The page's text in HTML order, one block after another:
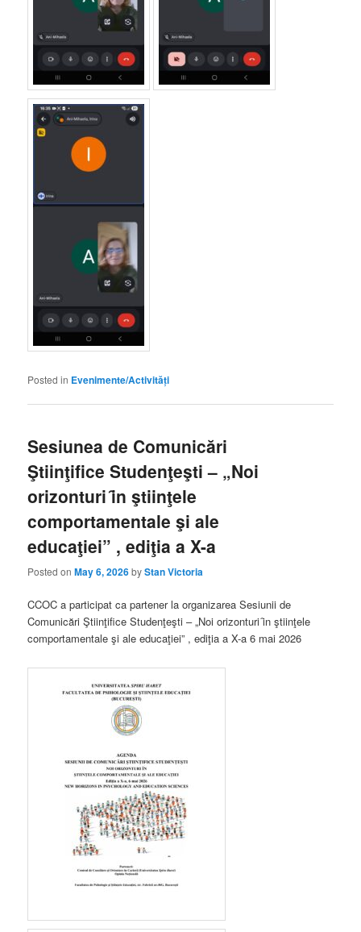
Posted in Evenimente/Activități
Sesiunea de Comunicări
Ştiinţifice Studenţeşti – „Noi
orizonturi ȋn ştiinţele
comportamentale şi ale
educaţiei” , ediţia a X-a
Posted onMay 6, 2026byStan Victoria
CCOC a participat ca partener la organizarea Sesiunii de
Comunicări Ştiinţifice Studenţeşti – „Noi orizonturi ȋn ştiinţele
comportamentale şi ale educaţiei” , ediţia a X-a 6 mai 2026